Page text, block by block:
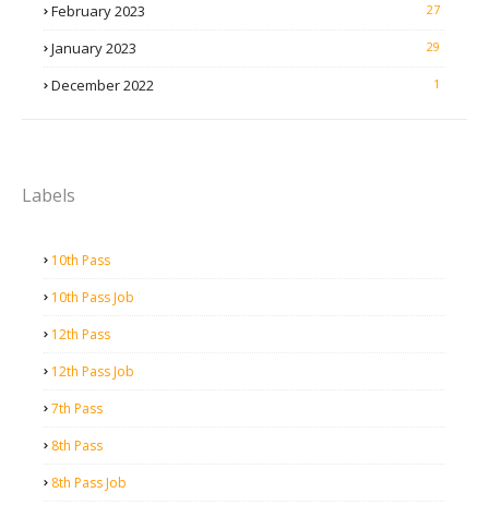
February 2023 27
January 2023 29
December 2022 1
Labels
10th Pass
10th Pass Job
12th Pass
12th Pass Job
7th Pass
8th Pass
8th Pass Job